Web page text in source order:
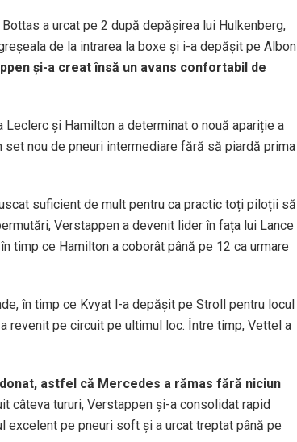
a urcat pe 2 după depășirea lui Hulkenberg,
de la intrarea la boxe și i-a depășit pe Albon
și-a creat însă un avans confortabil de
și Hamilton a determinat o nouă apariție a
nou de pneuri intermediare fără să piardă prima
suficient de mult pentru ca practic toți piloții să
Verstappen a devenit lider în fața lui Lance
timp ce Hamilton a coborât până pe 12 ca urmare
în timp ce Kvyat l-a depășit pe Stroll pentru locul
revenit pe circuit pe ultimul loc. Între timp, Vettel a
astfel că Mercedes a rămas fără niciun
câteva tururi, Verstappen și-a consolidat rapid
pe pneuri soft și a urcat treptat până pe